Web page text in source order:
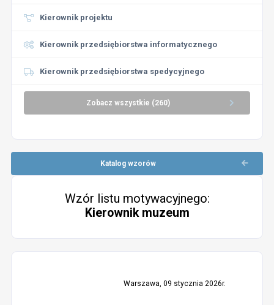
Kierownik projektu
Kierownik przedsiębiorstwa informatycznego
Kierownik przedsiębiorstwa spedycyjnego
Zobacz wszystkie (260)
Katalog wzorów
Wzór listu motywacyjnego:
Kierownik muzeum
Warszawa, 09 stycznia 2026r.